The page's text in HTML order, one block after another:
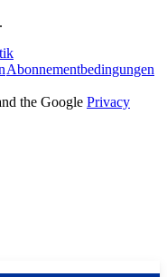
Abonnementbedingungen
the Google Privacy